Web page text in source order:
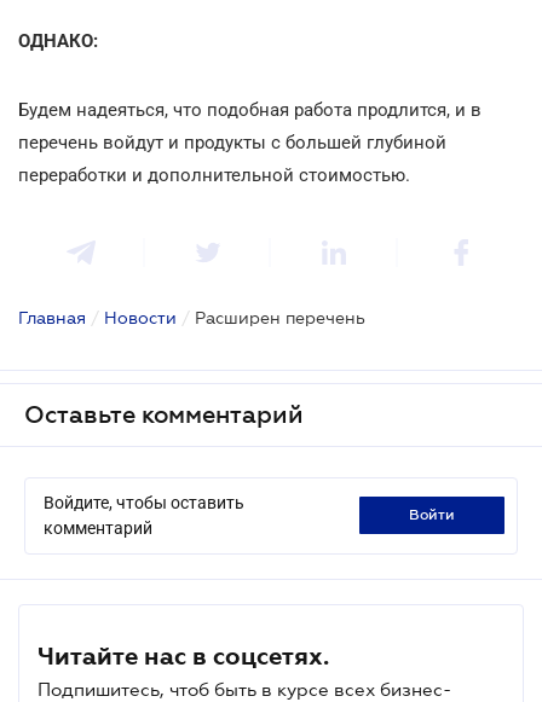
ОДНАКО:
Будем надеяться, что подобная работа продлится, и в
перечень войдут и продукты с большей глубиной
переработки и дополнительной стоимостью.
Главная / Новости / Расширен перечень
Оставьте комментарий
Войдите, чтобы оставить
комментарий
войти
Читайте нас в соцсетях.
Подпишитесь, чтоб быть в курсе всех бизнес-